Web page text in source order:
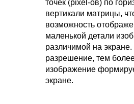
точек (pixel-ов) по
вертикали матрицы,
возможность
маленькой детали
различимой на
разрешение, тем
изображение
экране.